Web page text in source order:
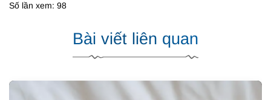
Số lần xem: 98
Bài viết liên quan